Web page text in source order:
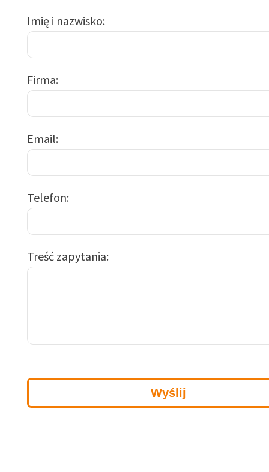
Imię i nazwisko
Firma
Email
Telefon
Treść zapytania